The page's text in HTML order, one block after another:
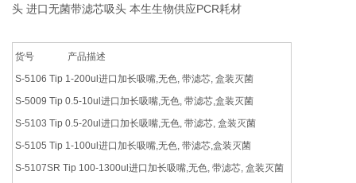
头 进口无菌带滤芯吸头 本生生物供应PCR耗材
货号 产品描述
S-5106 Tip 1-200ul进口加长吸嘴,无色, 带滤芯, 盒装灭菌
S-5009 Tip 0.5-10ul进口加长吸嘴,无色, 带滤芯,盒装灭菌
S-5103 Tip 0.5-20ul进口加长吸嘴,无色, 带滤芯, 盒装灭菌
S-5105 Tip 1-100ul进口加长吸嘴,无色, 带滤芯,盒装灭菌
S-5107SR Tip 100-1300ul进口加长吸嘴,无色, 带滤芯, 盒装灭菌